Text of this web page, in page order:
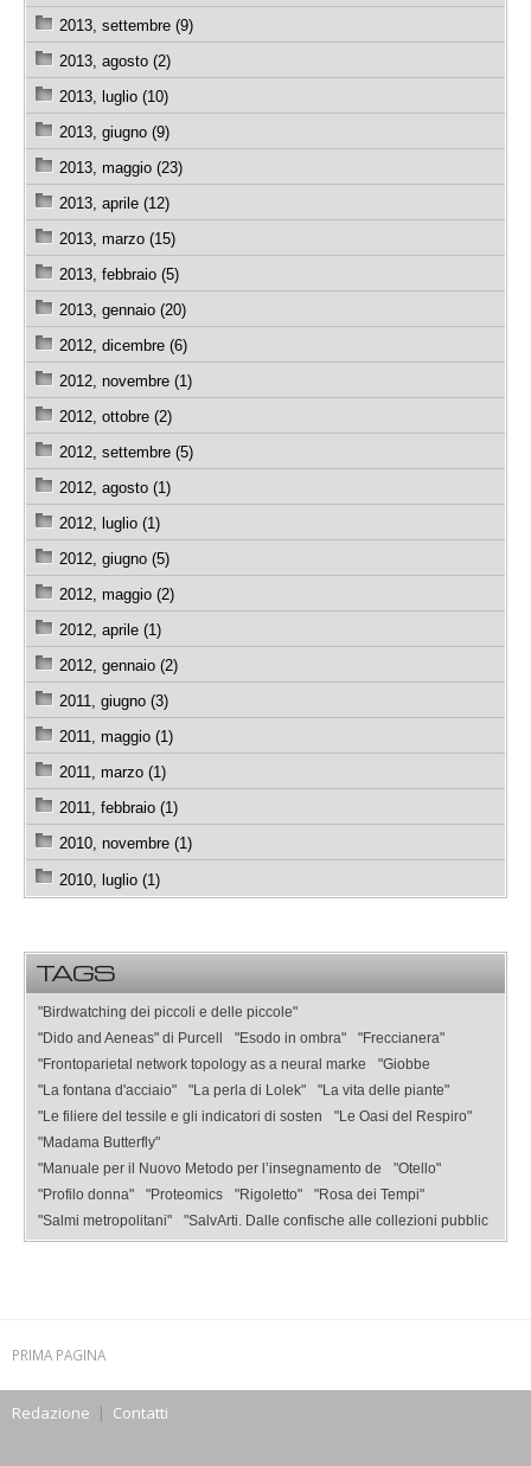
2013, settembre (9)
2013, agosto (2)
2013, luglio (10)
2013, giugno (9)
2013, maggio (23)
2013, aprile (12)
2013, marzo (15)
2013, febbraio (5)
2013, gennaio (20)
2012, dicembre (6)
2012, novembre (1)
2012, ottobre (2)
2012, settembre (5)
2012, agosto (1)
2012, luglio (1)
2012, giugno (5)
2012, maggio (2)
2012, aprile (1)
2012, gennaio (2)
2011, giugno (3)
2011, maggio (1)
2011, marzo (1)
2011, febbraio (1)
2010, novembre (1)
2010, luglio (1)
TAGS
"Birdwatching dei piccoli e delle piccole"
"Dido and Aeneas" di Purcell
"Esodo in ombra"
"Freccianera"
"Frontoparietal network topology as a neural marke
"Giobbe
"La fontana d'acciaio"
"La perla di Lolek"
"La vita delle piante"
"Le filiere del tessile e gli indicatori di sosten
"Le Oasi del Respiro"
"Madama Butterfly"
"Manuale per il Nuovo Metodo per l’insegnamento de
"Otello"
"Profilo donna"
"Proteomics "Rigoletto"
"Rosa dei Tempi"
"Salmi metropolitani"
"SalvArti. Dalle confische alle collezioni pubblic
PRIMA PAGINA
Redazione | Contatti